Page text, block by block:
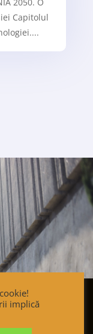
Capitolul
implică